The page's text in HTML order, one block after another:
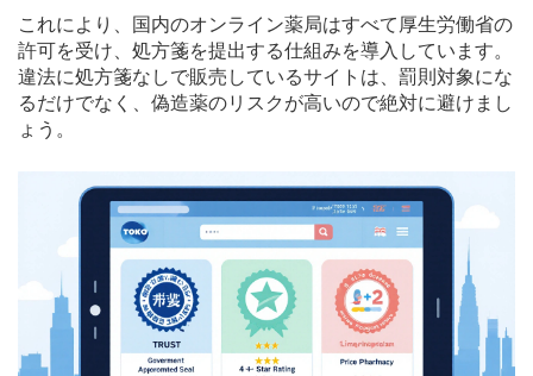
これにより、国内のオンライン薬局はすべて厚生労働省の
許可を受け、処方箋を提出する仕組みを導入しています。
違法に処方箋なしで販売しているサイトは、罰則対象にな
るだけでなく、偽造薬のリスクが高いので絶対に避けまし
ょう。